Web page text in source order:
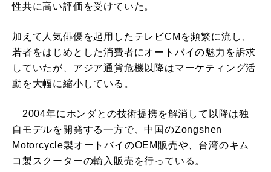
性共に高い評価を受けていた。
加えて人気俳優を起用したテレビCMを頻繁に流し、
若者をはじめとした消費者にオートバイの魅力を訴求
していたが、アジア通貨危機以降はマーケティング活
動を大幅に縮小している。
2004年にホンダとの技術提携を解消して以降は独
自モデルを開発する一方で、中国のZongshen
Motorcycle製オートバイのOEM販売や、台湾のキム
コ製スクーターの輸入販売を行っている。